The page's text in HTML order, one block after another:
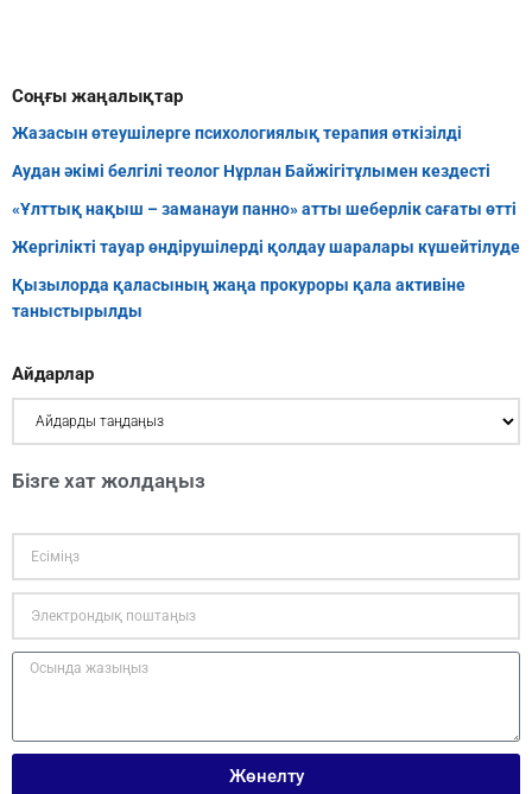
Соңғы жаңалықтар
Жазасын өтеушілерге психологиялық терапия өткізілді
Аудан әкімі белгілі теолог Нұрлан Байжігітұлымен кездесті
«Ұлттық нақыш – заманауи панно» атты шеберлік сағаты өтті
Жергілікті тауар өндірушілерді қолдау шаралары күшейтілуде
Қызылорда қаласының жаңа прокуроры қала активіне
таныстырылды
Айдарлар
Бізге хат жолдаңыз
Жөнелту